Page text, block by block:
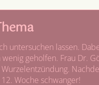
untersuchen lassen.
geholfen. Frau Dr.
Woche schwanger!